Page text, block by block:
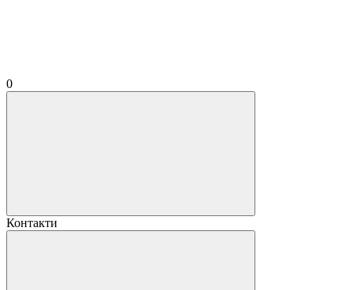
0
Контакти